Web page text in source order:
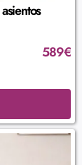
589€